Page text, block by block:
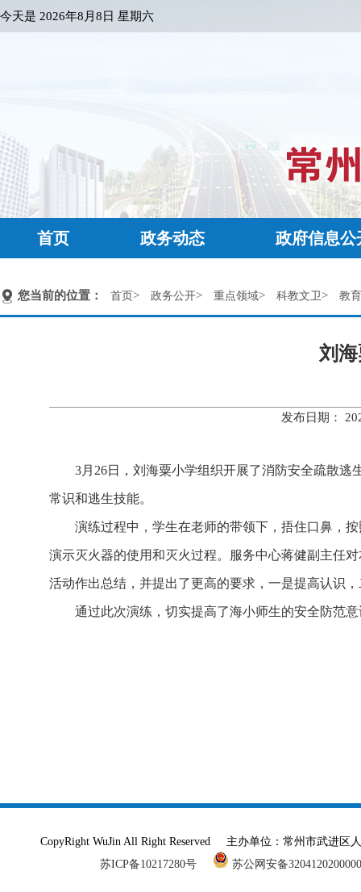
今天是 2026年8月8日 星期六
首页 政务动态 政府信息公
您当前的位置： 首页> 政务公开> 重点领域> 科教文卫> 教
刘
发布日期：
3月26日，刘海粟小学组织开展了消防安全疏散
常识和逃生技能。
演练过程中，学生在老师的带领下，捂住口鼻，
演示灭火器的使用和灭火过程。服务中心蒋健副主任
活动作出总结，并提出了更高的要求，一是提高认识
通过此次演练，切实提高了海小师生的安全防范
CopyRight WuJin All Right Reserved 主办单位：常州市武进
苏ICP备10217280号
苏公网安备